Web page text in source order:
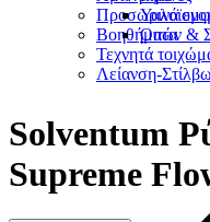
Οπών &
Προσωρινά
Βοηθήματα
Τεχνητά
Λείανση-
Solventum
Supreme